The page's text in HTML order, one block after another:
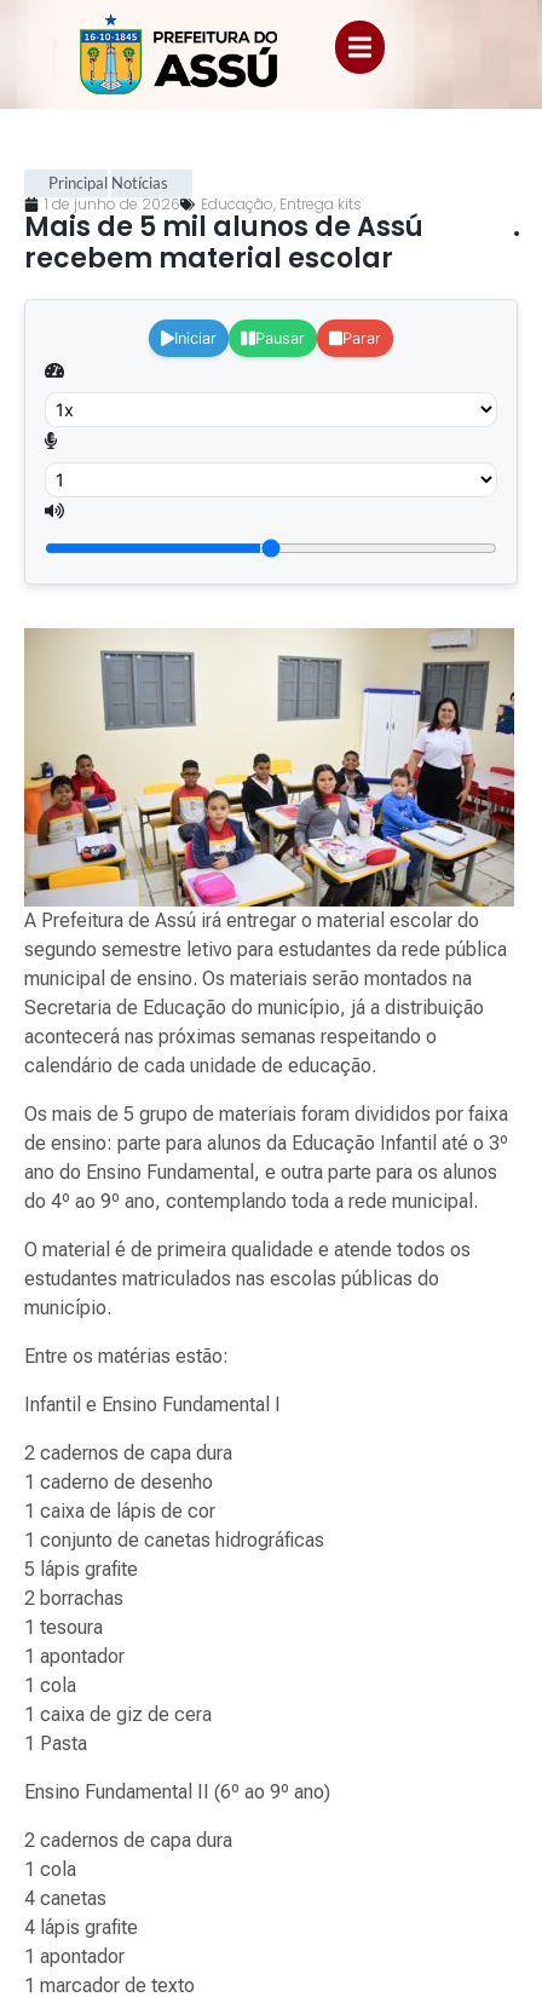
Principal Notícias
1 de junho de 2026 Educação, Entrega kits
Mais de 5 mil alunos de Assú
recebem material escolar
.
Iniciar Pausar Parar
A Prefeitura de Assú irá entregar o material escolar do
segundo semestre letivo para estudantes da rede pública
municipal de ensino. Os materiais serão montados na
Secretaria de Educação do município, já a distribuição
acontecerá nas próximas semanas respeitando o
calendário de cada unidade de educação.
Os mais de 5 grupo de materiais foram divididos por faixa
de ensino: parte para alunos da Educação Infantil até o 3º
ano do Ensino Fundamental, e outra parte para os alunos
do 4º ao 9º ano, contemplando toda a rede municipal.
O material é de primeira qualidade e atende todos os
estudantes matriculados nas escolas públicas do
município.
Entre os matérias estão:
Infantil e Ensino Fundamental I
2 cadernos de capa dura
1 caderno de desenho
1 caixa de lápis de cor
1 conjunto de canetas hidrográficas
5 lápis grafite
2 borrachas
1 tesoura
1 apontador
1 cola
1 caixa de giz de cera
1 Pasta
Ensino Fundamental II (6º ao 9º ano)
2 cadernos de capa dura
1 cola
4 canetas
4 lápis grafite
1 apontador
1 marcador de texto